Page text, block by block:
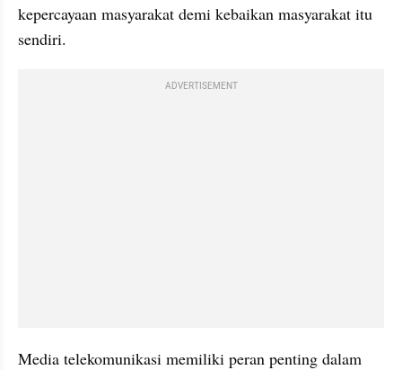
kepercayaan masyarakat demi kebaikan masyarakat itu
sendiri.
ADVERTISEMENT
Media telekomunikasi memiliki peran penting dalam